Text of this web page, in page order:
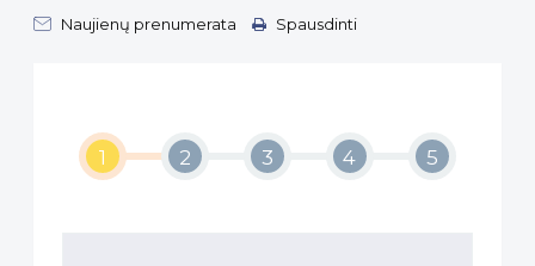
Naujienų prenumerata Spausdinti